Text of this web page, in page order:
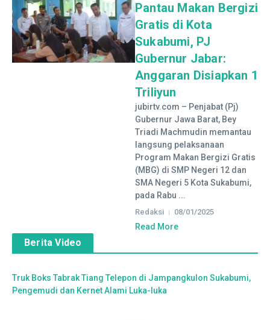
Pantau Makan Bergizi
Gratis di Kota
Sukabumi, PJ
Gubernur Jabar:
Anggaran Disiapkan 1
Triliyun
jubirtv.com – Penjabat (Pj)
Gubernur Jawa Barat, Bey
Triadi Machmudin memantau
langsung pelaksanaan
Program Makan Bergizi Gratis
(MBG) di SMP Negeri 12 dan
SMA Negeri 5 Kota Sukabumi,
pada Rabu ...
Redaksi 08/01/2025
Read More
Berita Video
Truk Boks Tabrak Tiang Telepon di Jampangkulon Sukabumi,
Pengemudi dan Kernet Alami Luka-luka